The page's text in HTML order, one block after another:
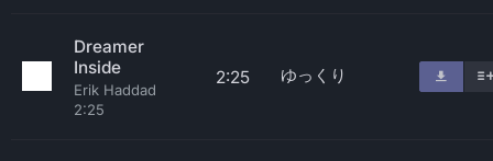
Dreamer
Inside
Erik Haddad
2:25
2:25 ゆっくり